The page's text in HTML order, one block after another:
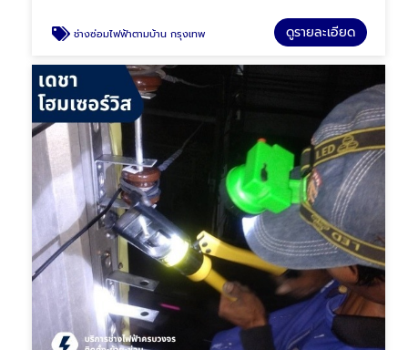
ช่างซ่อมไฟฟ้าตามบ้าน กรุงเทพ ดูรายละเอียด